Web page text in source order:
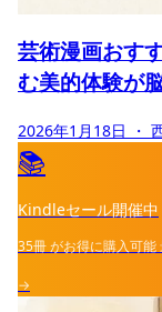
芸術漫画おす
む美的体験が
2026年1月18日 ・
📚
Kindleセール開催中
35冊がお得に購入可能
→